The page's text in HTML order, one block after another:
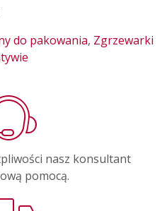
do pakowania, Zgrzewarki
nasz konsultant
pomocą.